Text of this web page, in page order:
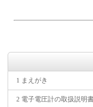
1 まえがき
2 電子電圧計の取扱説明